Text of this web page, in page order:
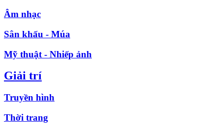
Âm nhạc
Sân khấu - Múa
Mỹ thuật - Nhiếp ảnh
Giải trí
Truyền hình
Thời trang